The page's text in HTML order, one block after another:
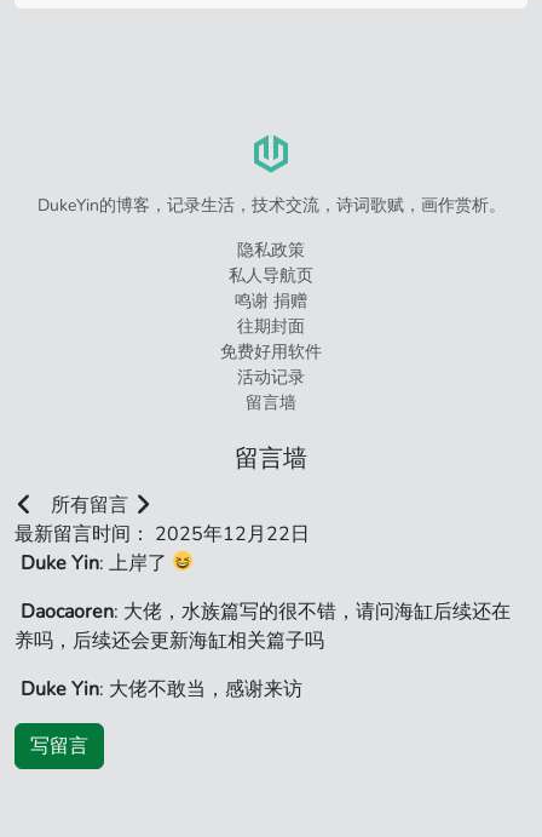
DukeYin的博客，记录生活，技术交流，诗词歌赋，画作赏析。
隐私政策
私人导航页
鸣谢 捐赠
往期封面
免费好用软件
活动记录
留言墙
留言墙
所有留言
最新留言时间： 2025年12月22日
Duke Yin: 上岸了
Daocaoren: 大佬，水族篇写的很不错，请问海缸后续还在
养吗，后续还会更新海缸相关篇子吗
Duke Yin: 大佬不敢当，感谢来访
写留言